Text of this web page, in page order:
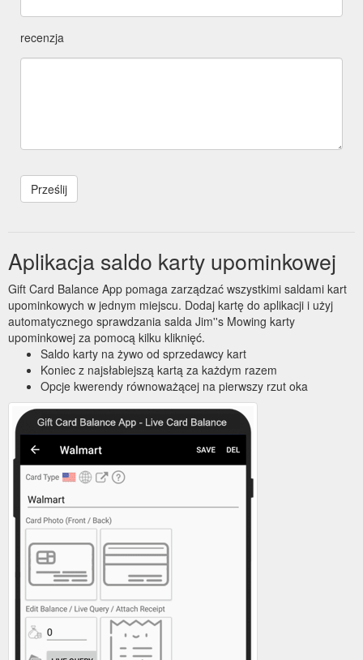
recenzja
Aplikacja saldo karty upominkowej
Gift Card Balance App pomaga zarządzać wszystkimi saldami kart
upominkowych w jednym miejscu. Dodaj kartę do aplikacji i użyj
automatycznego sprawdzania salda Jim''s Mowing karty
upominkowej za pomocą kilku kliknięć.
Saldo karty na żywo od sprzedawcy kart
Koniec z najsłabiejszą kartą za każdym razem
Opcje kwerendy równoważącej na pierwszy rzut oka